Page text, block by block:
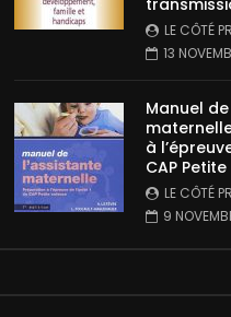
LE CÔTÉ
13
Manuel
à
CAP
LE CÔTÉ
9